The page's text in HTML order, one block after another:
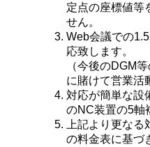
定点の座標値等
せん。
Web会議での
応致します。
（今後のDGM
に賭けて営業活
対応が簡単な設
のNC装置の5軸
上記より更なる
の料金表に基づ